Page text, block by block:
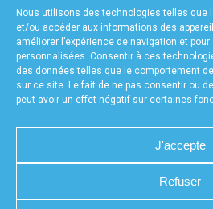
Nous utilisons des technologies telles que
et/ou accéder aux informations des
améliorer l’expérience de navigation et
personnalisées. Consentir à ces
des données telles que le comportement
sur ce site. Le fait de ne pas consentir ou
peut avoir un effet négatif sur certaines
J'accepte
Refuser